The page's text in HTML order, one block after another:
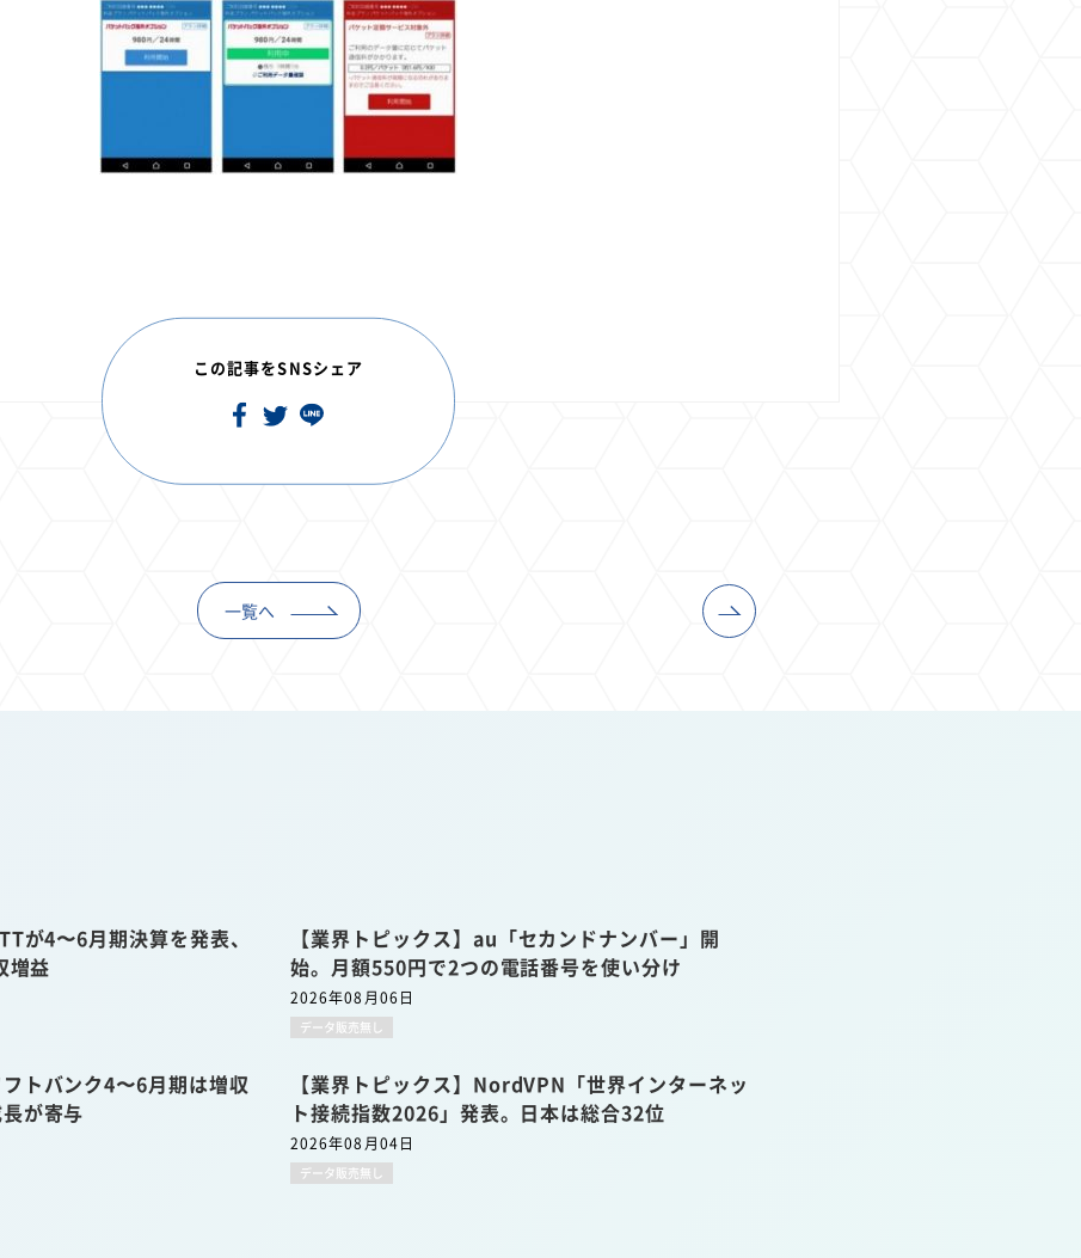
この記事をSNSシェア
一覧へ
が4〜6月期決算を発表、
増益
【業界トピックス】au「セカンドナンバー」開
始。月額550円で2つの電話番号を使い分け
2026年08月06日
データ販売無し
トバンク4〜6月期は増収
が寄与
【業界トピックス】NordVPN「世界インターネッ
ト接続指数2026」発表。日本は総合32位
2026年08月04日
データ販売無し